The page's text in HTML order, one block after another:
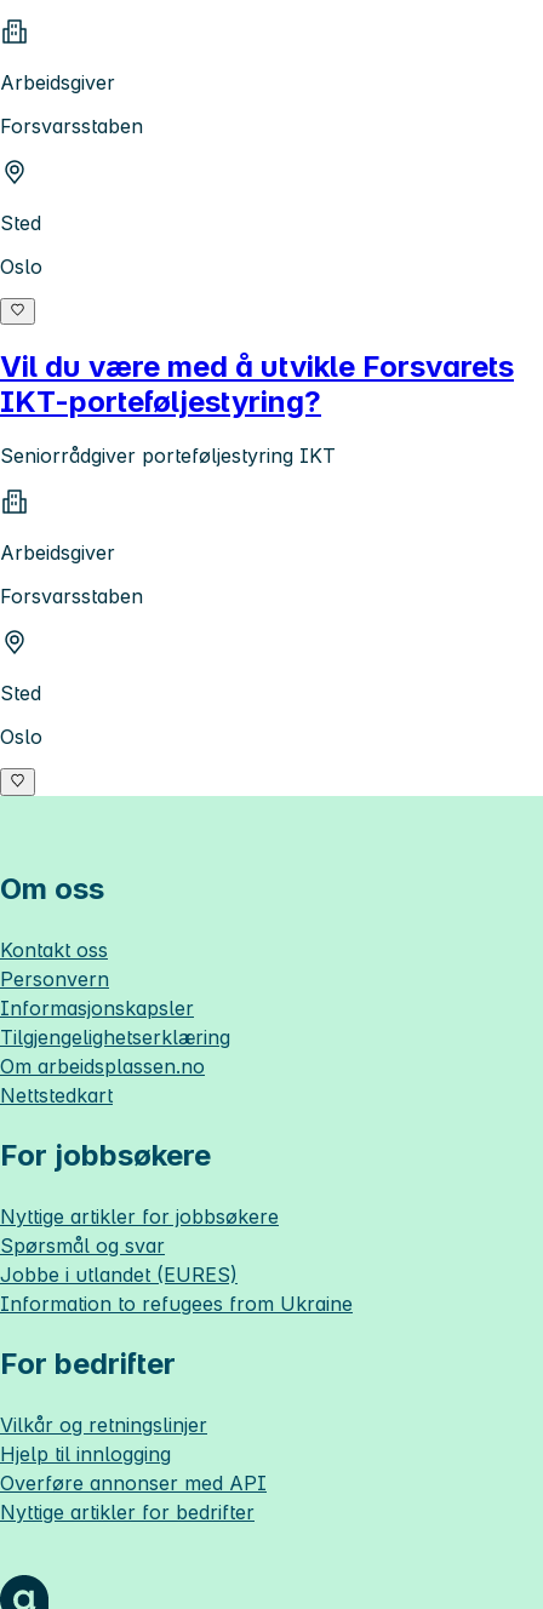
Arbeidsgiver
Forsvarsstaben
Sted
Oslo
Vil du være med å utvikle Forsvarets
IKT-porteføljestyring?
Seniorrådgiver porteføljestyring IKT
Arbeidsgiver
Forsvarsstaben
Sted
Oslo
Om oss
Kontakt oss
Personvern
Informasjonskapsler
Tilgjengelighetserklæring
Om arbeidsplassen.no
Nettstedkart
For jobbsøkere
Nyttige artikler for jobbsøkere
Spørsmål og svar
Jobbe i utlandet (EURES)
Information to refugees from Ukraine
For bedrifter
Vilkår og retningslinjer
Hjelp til innlogging
Overføre annonser med API
Nyttige artikler for bedrifter